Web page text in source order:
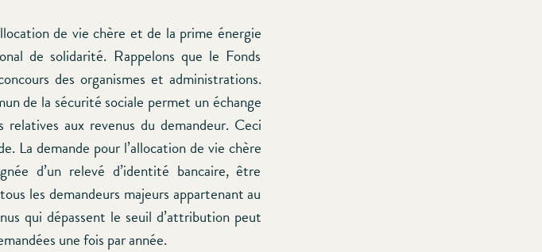
de vie chère et de la prime énergie
de solidarité. Rappelons que le Fonds
des organismes et administrations.
de la sécurité sociale permet un échange
aux revenus du demandeur. Ceci
La demande pour l’allocation de vie chère
d’un relevé d’identité bancaire, être
les demandeurs majeurs appartenant au
qui dépassent le seuil d’attribution peut
une fois par année.